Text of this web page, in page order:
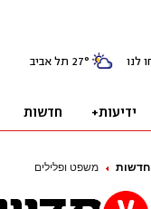
חדשות משפט ופלילים